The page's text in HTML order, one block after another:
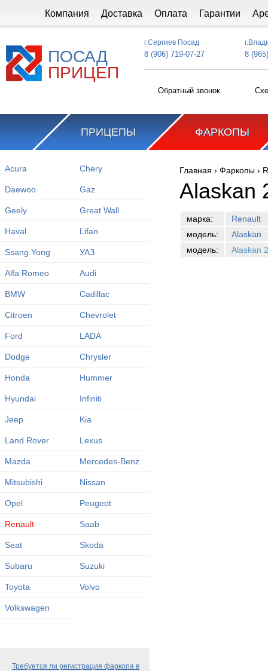
Компания Доставка Оплата Гарантии
ПОСАД
ПРИЦЕП
г.Сергиев Посад
8 (906) 719-07-27 8
Обратный звонок
ПРИЦЕПЫ ФАРКОПЫ
Acura Chery
Daewoo Gaz
Geely Great Wall
Haval Lifan
Ssang Yong УАЗ
Alfa Romeo Audi
BMW Cadillac
Citroen Chevrolet
Ford LADA
Dodge Chrysler
Honda Hummer
Hyundai Infiniti
Jeep Kia
Land Rover Lexus
Mazda Mercedes-Benz
Mitsubishi Nissan
Opel Peugeot
Renault Saab
Seat Skoda
Subaru Suzuki
Toyota Volvo
Volkswagen
Требуется ли регистрация фаркопа в
Вы здесь
Главная › Фаркопы ›
Alaskan
марка:
Renault
модель:
Alaskan
модель:
Alaskan